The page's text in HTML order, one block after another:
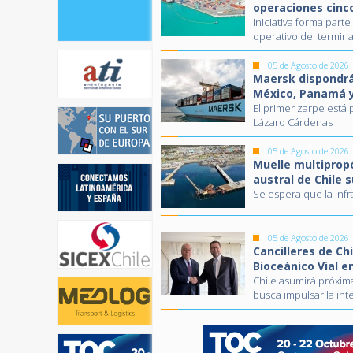
operaciones
Iniciativa forma
operativo del
05 de Agosto de 2026
Maersk
México, Panamá
El primer zarpe está
Lázaro Cárdenas
05 de Agosto de 2026
Muelle
austral de Chile
Se espera que la
05 de Agosto de 2026
Cancilleres de
Bioceánico Vial
Chile asumirá
busca impulsar la